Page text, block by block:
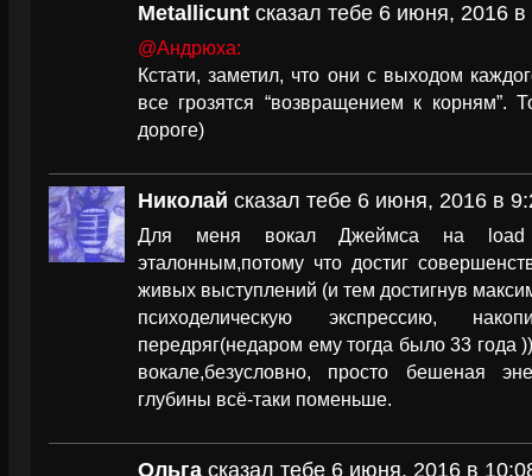
Metallicunt сказал тебе 6 июня, 2016
@Андрюха:
Кстати, заметил, что они с выходом
все грозятся “возвращением к корням”.
дороге)
Николай сказал тебе 6 июня, 2016 в
Для меня вокал Джеймса на
эталонным,потому что достиг
живых выступлений (и тем достигнув
психоделическую экспрессию,
передряг(недаром ему тогда было 33 года
вокале,безусловно, просто бешеная
глубины всё-таки поменьше.
Ольга сказал тебе 6 июня, 2016 в